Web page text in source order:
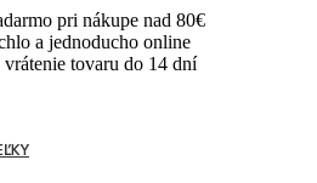
pri nákupe nad 80€
a jednoducho online
vrátenie tovaru do 14 dní